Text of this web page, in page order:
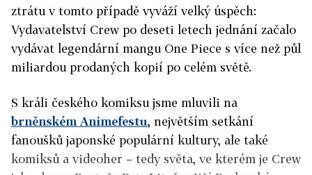
ztrátu v tomto případě vyváží velký úspěch:
Vydavatelství Crew po deseti letech jednání začalo
vydávat legendární mangu One Piece s více než půl
miliardou prodaných kopií po celém světě.
S králi českého komiksu jsme mluvili na
brněnském Animefestu, největším setkání
fanoušků japonské populární kultury, ale také
komiksů a videoher – tedy světa, ve kterém je Crew